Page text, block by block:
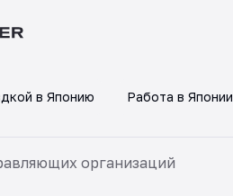
в Японию Работа в Японии
организаций